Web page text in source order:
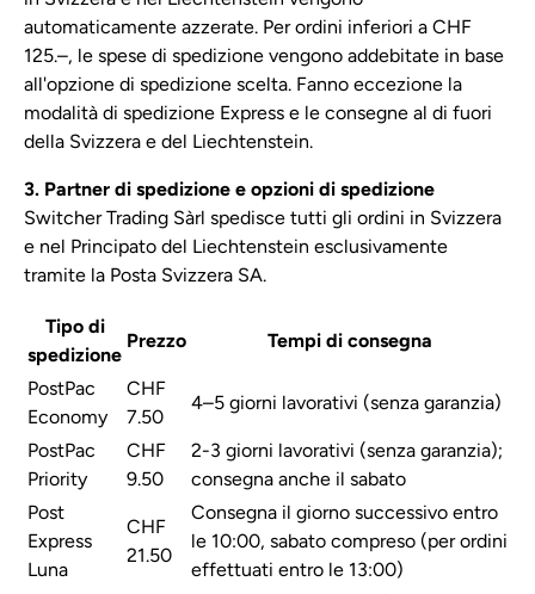
automaticamente azzerate. Per ordini inferiori a CHF
125.–, le spese di spedizione vengono addebitate in base
all'opzione di spedizione scelta. Fanno eccezione la
modalità di spedizione Express e le consegne al di fuori
della Svizzera e del Liechtenstein.
3. Partner di spedizione e opzioni di spedizione
Switcher Trading Sàrl spedisce tutti gli ordini in Svizzera
e nel Principato del Liechtenstein esclusivamente
tramite la Posta Svizzera SA.
Tipo di
spedizione
Prezzo Tempi di consegna
PostPac
Economy
CHF
7.50
4–5 giorni lavorativi (senza garanzia)
PostPac
Priority
CHF
9.50
2-3 giorni lavorativi (senza garanzia);
consegna anche il sabato
Post
Express
Luna
CHF
21.50
Consegna il giorno successivo entro
le 10:00, sabato compreso (per ordini
effettuati entro le 13:00)